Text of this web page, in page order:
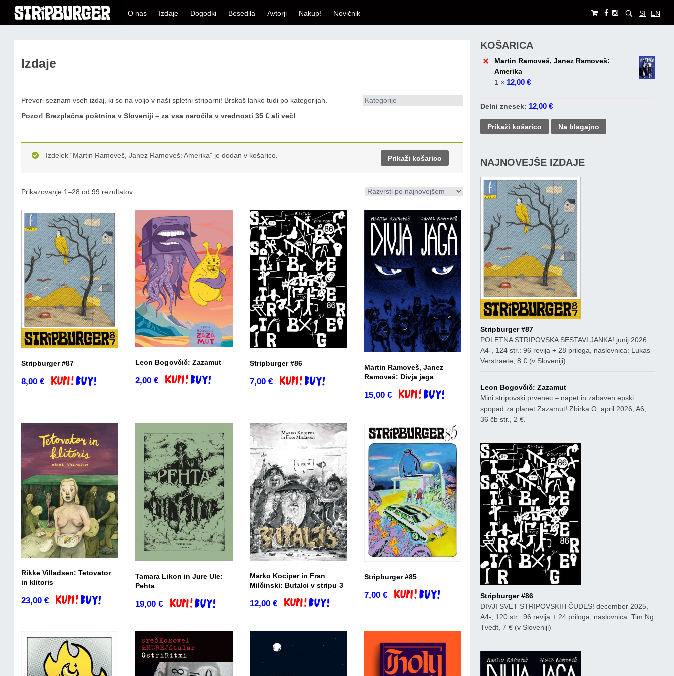
O nas Izdaje Dogodki Besedila Avtorji Nakup! Novičnik SI EN
Izdaje
Kategorije
Preveri seznam vseh izdaj, ki so na voljo v naši spletni striparni! Brskaš lahko tudi po kategorijah.
Pozor! Brezplačna poštnina v Sloveniji – za vsa naročila v vrednosti 35 € ali več!
Prikaži košarico
Izdelek “Martin Ramoveš, Janez Ramoveš: Amerika” je dodan v košarico.
Prikazovanje 1–28 od 99 rezultatov
Stripburger #87
8,00 € Dodaj v košarico
Leon Bogovčič: Zazamut
2,00 € Dodaj v košarico
Stripburger #86
7,00 € Dodaj v košarico
Martin Ramoveš, Janez
Ramoveš: Divja jaga
15,00 € Dodaj v košarico
Rikke Villadsen: Tetovator
in klitoris
23,00 € Dodaj v košarico
Tamara Likon in Jure Ule:
Pehta
19,00 € Dodaj v košarico
Marko Kociper in Fran
Milčinski: Butalci v stripu 3
12,00 € Dodaj v košarico
Stripburger #85
7,00 € Dodaj v košarico
KOŠARICA
×
Martin Ramoveš, Janez Ramoveš:
Amerika
1 × 12,00€
Delni znesek: 12,00€
Prikaži košarico Na blagajno
NAJNOVEJŠE IZDAJE
Stripburger #87
POLETNA STRIPOVSKA SESTAVLJANKA! junij 2026,
A4-, 124 str.: 96 revija + 28 priloga, naslovnica: Lukas
Verstraete, 8 € (v Sloveniji).
Leon Bogovčič: Zazamut
Mini stripovski prvenec – napet in zabaven epski
spopad za planet Zazamut! Zbirka O, april 2026, A6,
36 čb str., 2 €.
Stripburger #86
DIVJI SVET STRIPOVSKIH ČUDES! december 2025,
A4-, 120 str.: 96 revija + 24 priloga, naslovnica: Tim Ng
Tvedt, 7 € (v Sloveniji)